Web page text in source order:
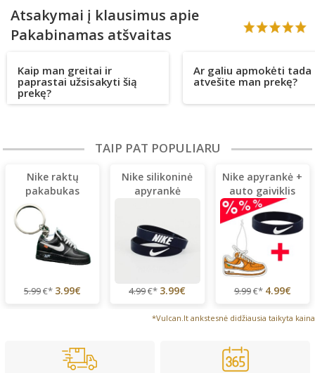
Atsakymai į klausimus apie
Pakabinamas atšvaitas
Kaip man greitai ir
paprastai užsisakyti šią
prekę?
Ar galiu apmokėti tada
atvešite man prekę?
TAIP PAT POPULIARU
Nike raktų
pakabukas
5.99€* 3.99€
Nike silikoninė
apyrankė
4.99€* 3.99€
Nike apyrankė +
auto gaiviklis
9.99€* 4.99€
*Vulcan.lt ankstesnė didžiausia taikyta kaina